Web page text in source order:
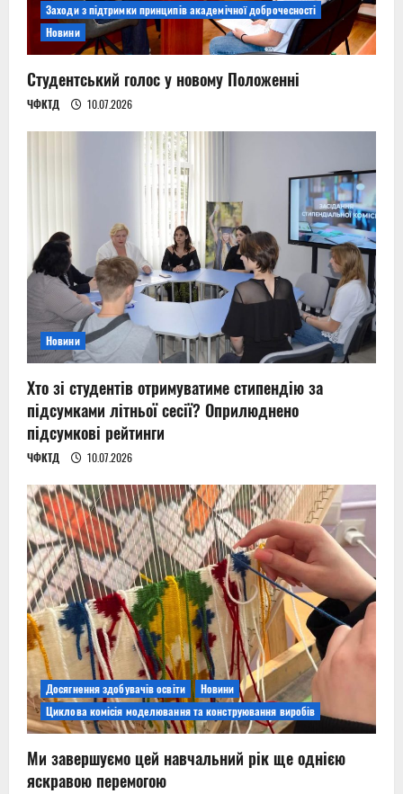
Заходи з підтримки принципів академічної доброчесності
Новини
Студентський голос у новому Положенні
ЧФКТД 10.07.2026
Новини
Хто зі студентів отримуватиме стипендію за
підсумками літньої сесії? Оприлюднено
підсумкові рейтинги
ЧФКТД 10.07.2026
Досягнення здобувачів освіти
Новини
Циклова комісія моделювання та конструювання виробів
Ми завершуємо цей навчальний рік ще однією
яскравою перемогою